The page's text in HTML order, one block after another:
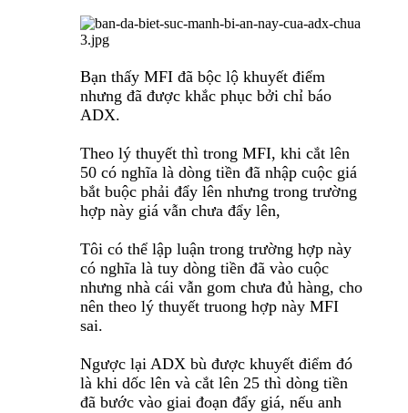
Bạn thấy MFI đã bộc lộ khuyết điểm
nhưng đã được khắc phục bởi chỉ báo
ADX.
Theo lý thuyết thì trong MFI, khi cắt lên
50 có nghĩa là dòng tiền đã nhập cuộc giá
bắt buộc phải đẩy lên nhưng trong trường
hợp này giá vẫn chưa đẩy lên,
Tôi có thể lập luận trong trường hợp này
có nghĩa là tuy dòng tiền đã vào cuộc
nhưng nhà cái vẫn gom chưa đủ hàng, cho
nên theo lý thuyết truong hợp này MFI
sai.
Ngược lại ADX bù được khuyết điểm đó
là khi dốc lên và cắt lên 25 thì dòng tiền
đã bước vào giai đoạn đẩy giá, nếu anh